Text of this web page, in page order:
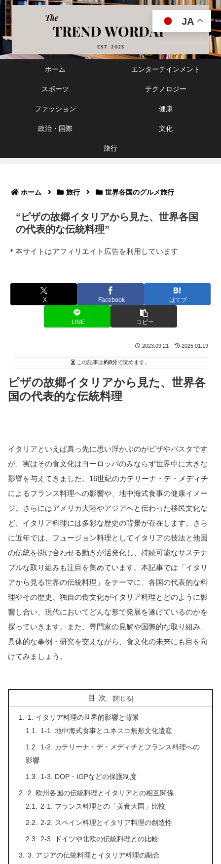
ホーム エンターテインメント
スポーツ テクノロジー
ファッション 健康
政治・国際 文化
旅行
ホーム 旅行 世界各国のグルメ旅行
“ピザの故郷イタリアから見た、世界各国
の代表的な伝統料理”
＊本サイトはアフィリエイト広告を利用しています
X Facebook はてブ
LINE コピー
2023.09.21 2025.01.19
この記事は約8分で読めます。
ピザの故郷イタリアから見た、世界各
国の代表的な伝統料理
イタリアといえば真っ先に思い浮かぶのがピザやパスタです
が、実はその食文化はヨーロッパのみならず世界中に大きな
影響を与えてきました。16世紀のカテリーナ・デ・メディチ
によるフランス料理への影響や、地中海式食事の健康イメー
ジ、さらにはアメリカ大陸やアジアへと伝わった移民文化な
ど、イタリア料理には多彩な歴史の背景が存在します。さら
に近年では、フュージョン料理としてイタリアの技法と他国
の伝統を掛け合わせる動きが活発化し、持続可能なサステナ
ブルな取り組みも注目を集めています。本記事では「イタリ
アから見る世界の伝統料理」をテーマに、各国の代表的な料
理やその歴史、独自の食文化がイタリア料理とどのように影
響し合い、現代においてどんな形で発展を遂げているのかを
探っていきます。また、専門家の見解や国際的な取り組み、
具体的な事例・研究を交えながら、食文化の未来にも目を向
けてみましょう。
目次
1. イタリア料理の世界的影響と背景
1-1. 地中海式食事とユネスコ無形文化遺産
1-2. カテリーナ・デ・メディチとフランス料理への
影響
1-3. DOP・IGPなどの保護制度
2. 欧州各国の伝統料理とイタリアとの相互関係
2-1. フランス料理との「美食大国」比較
2-2. スペイン料理とイタリア料理の創造性
2-3. ドイツや北欧の伝統料理との比較
3. アジアの伝統料理とイタリア料理の融合
JA